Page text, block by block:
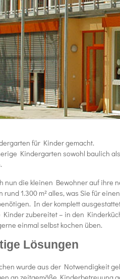
für Kinder gemacht.
Kindergarten sowohl baulich
nun die kleinen Bewohner auf ihre
1.300 m² alles, was Sie für einen
In der komplett
zubereitet – in den
einmal selbst kochen üben.
Lösungen
wurde aus der Notwendigkeit